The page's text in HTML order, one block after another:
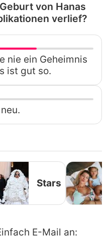
von Hanas
verlief?
nie ein Geheimnis
ist gut so.
Stars
E-Mail an: